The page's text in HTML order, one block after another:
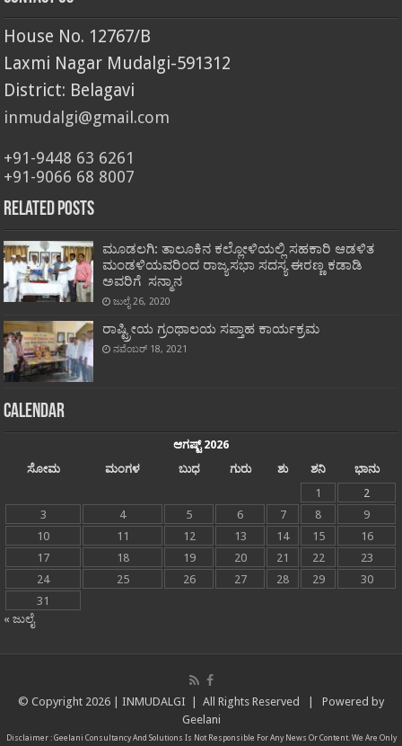
House No. 12767/B
Laxmi Nagar Mudalgi-591312
District: Belagavi
inmudalgi@gmail.com
+91-9448 63 6261
+91-9066 68 8007
Related Posts
ಮೂಡಲಗಿ: ತಾಲೂಕಿನ ಕಲ್ಲೋಳಿಯಲ್ಲಿ ಸಹಕಾರಿ ಆಡಳಿತ
ಮಂಡಳಿಯವರಿಂದ ರಾಜ್ಯಸಭಾ ಸದಸ್ಯ ಈರಣ್ಣ ಕಡಾಡಿ
ಅವರಿಗೆ ಸನ್ಮಾನ
ಜುಲೈ 26, 2020
ರಾಷ್ಟ್ರೀಯ ಗ್ರಂಥಾಲಯ ಸಪ್ತಾಹ ಕಾರ್ಯಕ್ರಮ
ನವೆಂಬರ್ 18, 2021
Calendar
ಆಗಷ್ಟ್ 2026
ಸೋಮ
ಮಂಗಳ ಬುಧ ಗುರು ಶು ಶನಿ
ಭಾನು
1
2
3
4 5 6 7 8
9
10
11 12 13 14 15
16
17
18 19 20 21 22
23
24
25 26 27 28 29
30
31
« ಜುಲೈ
© Copyright 2026 | INMUDALGI | All Rights Reserved | Powered by
Geelani
Disclaimer : Geelani Consultancy And Solutions Is Not Responsible For Any News Or Content. We Are Only